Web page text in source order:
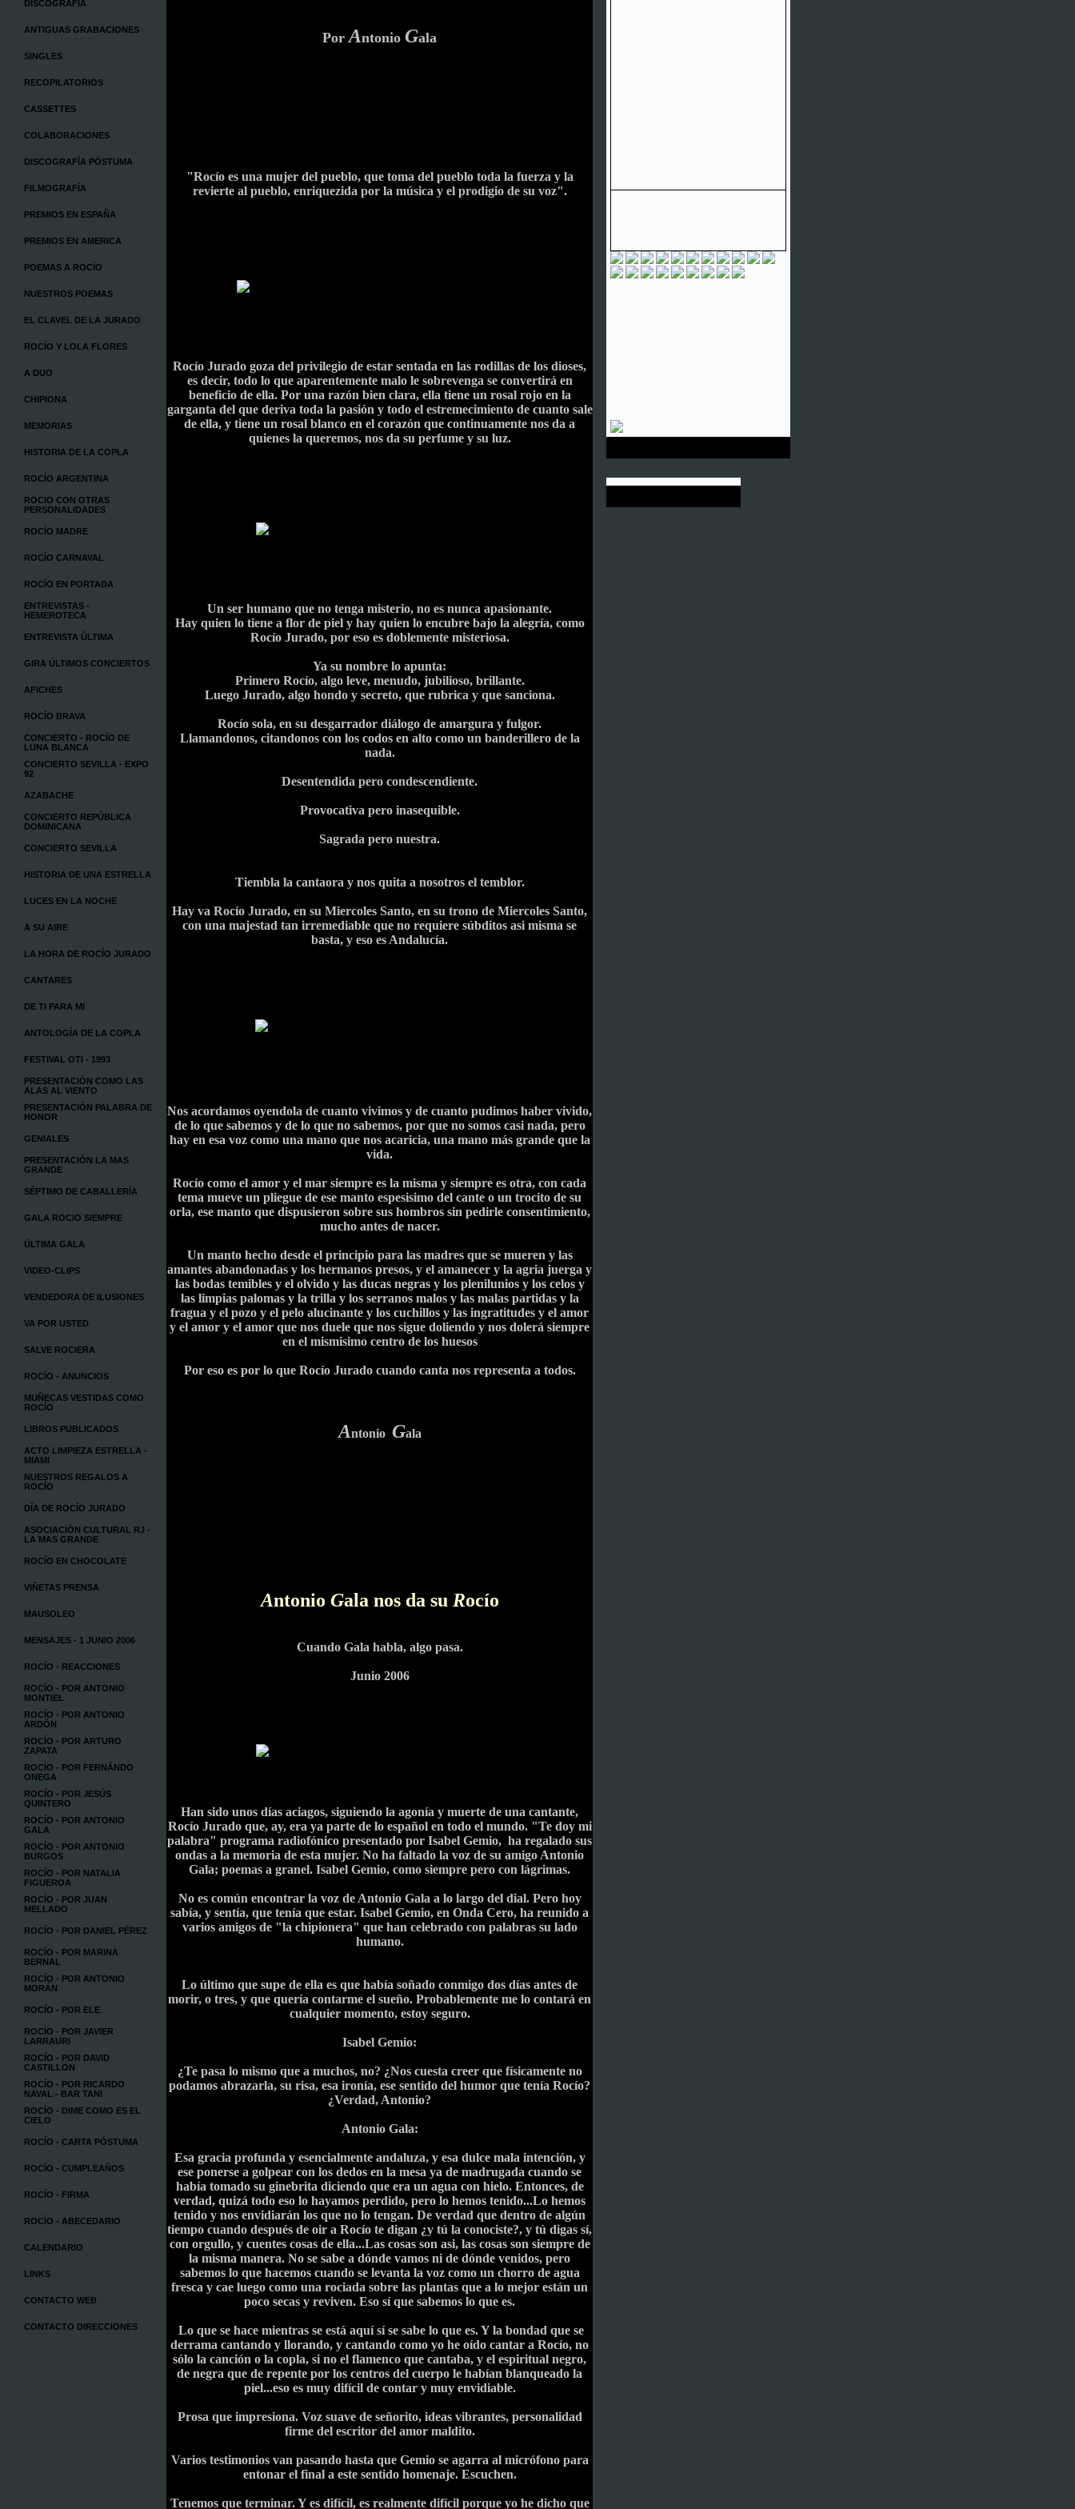
DISCOGRAFÍA
ANTIGUAS GRABACIONES
SINGLES
RECOPILATORIOS
CASSETTES
COLABORACIONES
DISCOGRAFÍA PÓSTUMA
FILMOGRAFÍA
PREMIOS EN ESPAÑA
PREMIOS EN AMERICA
POEMAS A ROCÍO
NUESTROS POEMAS
EL CLAVEL DE LA JURADO
ROCÍO Y LOLA FLORES
A DUO
CHIPIONA
MEMORIAS
HISTORIA DE LA COPLA
ROCÍO ARGENTINA
ROCIO CON OTRAS
PERSONALIDADES
ROCÍO MADRE
ROCÍO CARNAVAL
ROCÍO EN PORTADA
ENTREVISTAS -
HEMEROTECA
ENTREVISTA ÚLTIMA
GIRA ÚLTIMOS CONCIERTOS
AFICHES
ROCÍO BRAVA
CONCIERTO - ROCÍO DE
LUNA BLANCA
CONCIERTO SEVILLA - EXPO
92
AZABACHE
CONCIERTO REPÚBLICA
DOMINICANA
CONCIERTO SEVILLA
HISTORIA DE UNA ESTRELLA
LUCES EN LA NOCHE
A SU AIRE
LA HORA DE ROCÍO JURADO
CANTARES
DE TI PARA MI
ANTOLOGÍA DE LA COPLA
FESTIVAL OTI - 1993
PRESENTACIÓN COMO LAS
ALAS AL VIENTO
PRESENTACIÓN PALABRA DE
HONOR
GENIALES
PRESENTACIÓN LA MAS
GRANDE
SÉPTIMO DE CABALLERÍA
GALA ROCIO SIEMPRE
ÚLTIMA GALA
VIDEO-CLIPS
VENDEDORA DE ILUSIONES
VA POR USTED
SALVE ROCIERA
ROCÍO - ANUNCIOS
MUÑECAS VESTIDAS COMO
ROCÍO
LIBROS PUBLICADOS
ACTO LIMPIEZA ESTRELLA -
MIAMI
NUESTROS REGALOS A
ROCÍO
DÍA DE ROCÍO JURADO
ASOCIACIÓN CULTURAL RJ -
LA MAS GRANDE
ROCÍO EN CHOCOLATE
VIÑETAS PRENSA
MAUSOLEO
MENSAJES - 1 JUNIO 2006
ROCÍO - REACCIONES
ROCÍO - POR ANTONIO
MONTIEL
ROCÍO - POR ANTONIO
ARDÓN
ROCÍO - POR ARTURO
ZAPATA
ROCÍO - POR FERNÁNDO
ONEGA
ROCÍO - POR JESÚS
QUINTERO
ROCÍO - POR ANTONIO
GALA
ROCÍO - POR ANTONIO
BURGOS
ROCÍO - POR NATALIA
FIGUEROA
ROCÍO - POR JUAN
MELLADO
ROCÍO - POR DANIEL PÉREZ
ROCÍO - POR MARINA
BERNAL
ROCÍO - POR ANTONIO
MORÁN
ROCÍO - POR ELE
ROCÍO - POR JAVIER
LARRAURI
ROCÍO - POR DAVID
CASTILLON
ROCÍO - POR RICARDO
NAVAL - BAR TANI
ROCÍO - DIME COMO ES EL
CIELO
ROCÍO - CARTA PÓSTUMA
ROCÍO - CUMPLEAÑOS
ROCÍO - FIRMA
ROCÍO - ABECEDARIO
CALENDARIO
LINKS
CONTACTO WEB
CONTACTO DIRECCIONES
PorAntonio Gala
"Rocío es una mujer del pueblo, que toma del pueblo toda la fuerza y la
revierte al pueblo, enriquezida por la música y el prodigio de su voz".
Rocío Jurado goza del privilegio de estar sentada en las rodillas de los dioses,
es decir, todo lo que aparentemente malo le sobrevenga se convertirá en
beneficio de ella. Por una razón bien clara, ella tiene un rosal rojo en la
garganta del que deriva toda la pasión y todo el estremecimiento de cuanto sale
de ella, y tiene un rosal blanco en el corazón que continuamente nos da a
quienes la queremos, nos da su perfume y su luz.
Un ser humano que no tenga misterio, no es nunca apasionante.
Hay quien lo tiene a flor de piel y hay quien lo encubre bajo la alegría, como
Rocío Jurado, por eso es doblemente misteriosa.
Ya su nombre lo apunta:
Primero Rocío, algo leve, menudo, jubilioso, brillante.
Luego Jurado, algo hondo y secreto, que rubrica y que sanciona.
Rocío sola, en su desgarrador diálogo de amargura y fulgor.
Llamandonos, citandonos con los codos en alto como un banderillero de la
nada.
Desentendida pero condescendiente.
Provocativa pero inasequible.
Sagrada pero nuestra.
Tiembla la cantaora y nos quita a nosotros el temblor.
Hay va Rocío Jurado, en su Miercoles Santo, en su trono de Miercoles Santo,
con una majestad tan irremediable que no requiere súbditos asi misma se
basta, y eso es Andalucía.
Nos acordamos oyendola de cuanto vivimos y de cuanto pudimos haber vivido,
de lo que sabemos y de lo que no sabemos, por que no somos casi nada, pero
hay en esa voz como una mano que nos acaricia, una mano más grande que la
vida.
Rocío como el amor y el mar siempre es la misma y siempre es otra, con cada
tema mueve un pliegue de ese manto espesisimo del cante o un trocito de su
orla, ese manto que dispusieron sobre sus hombros sin pedirle consentimiento,
mucho antes de nacer.
Un manto hecho desde el principio para las madres que se mueren y las
amantes abandonadas y los hermanos presos, y el amanecer y la agria juerga y
las bodas temibles y el olvido y las ducas negras y los plenilunios y los celos y
las limpias palomas y la trilla y los serranos malos y las malas partidas y la
fragua y el pozo y el pelo alucinante y los cuchillos y las ingratitudes y el amor
y el amor y el amor que nos duele que nos sigue doliendo y nos dolerá siempre
en el mismisimo centro de los huesos
Por eso es por lo que Rocío Jurado cuando canta nos representa a todos.
Antonio Gala
Antonio Gala nos da su Rocío
Cuando Gala habla, algo pasa.
Junio 2006
Han sido unos días aciagos, siguiendo la agonía y muerte de una cantante,
Rocío Jurado que, ay, era ya parte de lo español en todo el mundo. "Te doy mi
palabra" programa radiofónico presentado por Isabel Gemio, ha regalado sus
ondas a la memoria de esta mujer. No ha faltado la voz de su amigo Antonio
Gala; poemas a granel. Isabel Gemio, como siempre pero con lágrimas.
No es común encontrar la voz de Antonio Gala a lo largo del dial. Pero hoy
sabía, y sentía, que tenía que estar. Isabel Gemio, en Onda Cero, ha reunido a
varios amigos de "la chipionera" que han celebrado con palabras su lado
humano.
Lo último que supe de ella es que había soñado conmigo dos días antes de
morir, o tres, y que quería contarme el sueño. Probablemente me lo contará en
cualquier momento, estoy seguro.
Isabel Gemio:
¿Te pasa lo mismo que a muchos, no? ¿Nos cuesta creer que físicamente no
podamos abrazarla, su risa, esa ironía, ese sentido del humor que tenía Rocío?
¿Verdad, Antonio?
Antonio Gala:
Esa gracia profunda y esencialmente andaluza, y esa dulce mala intención, y
ese ponerse a golpear con los dedos en la mesa ya de madrugada cuando se
había tomado su ginebrita diciendo que era un agua con hielo. Entonces, de
verdad, quizá todo eso lo hayamos perdido, pero lo hemos tenido...Lo hemos
tenido y nos envidiarán los que no lo tengan. De verdad que dentro de algún
tiempo cuando después de oir a Rocío te digan ¿y tú la conociste?, y tú digas sí,
con orgullo, y cuentes cosas de ella...Las cosas son asi, las cosas son siempre de
la misma manera. No se sabe a dónde vamos ni de dónde venidos, pero
sabemos lo que hacemos cuando se levanta la voz como un chorro de agua
fresca y cae luego como una rociada sobre las plantas que a lo mejor están un
poco secas y reviven. Eso sí que sabemos lo que es.
Lo que se hace mientras se está aquí sí se sabe lo que es. Y la bondad que se
derrama cantando y llorando, y cantando como yo he oído cantar a Rocío, no
sólo la canción o la copla, si no el flamenco que cantaba, y el espiritual negro,
de negra que de repente por los centros del cuerpo le habían blanqueado la
piel...eso es muy difícil de contar y muy envidiable.
Prosa que impresiona. Voz suave de señorito, ideas vibrantes, personalidad
firme del escritor del amor maldito.
Varios testimonios van pasando hasta que Gemio se agarra al micrófono para
entonar el final a este sentido homenaje. Escuchen.
Tenemos que terminar. Y es difícil, es realmente difícil porque yo he dicho que